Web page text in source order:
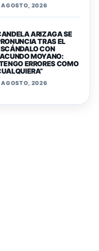
AGOSTO, 2026
ARIZAGA SE
TRAS EL
CON
MOYANO:
ERRORES COMO
AGOSTO, 2026